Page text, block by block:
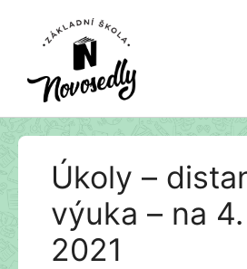
Přeskočit
Úkoly –
výuka – na
2021